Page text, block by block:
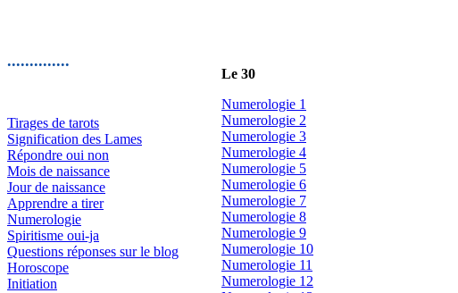
..............
Tirages de tarots
Signification des Lames
Répondre oui non
Mois de naissance
Jour de naissance
Apprendre a tirer
Numerologie
Spiritisme oui-ja
Questions réponses sur le blog
Horoscope
Initiation
Le 30
Numerologie 1
Numerologie 2
Numerologie 3
Numerologie 4
Numerologie 5
Numerologie 6
Numerologie 7
Numerologie 8
Numerologie 9
Numerologie 10
Numerologie 11
Numerologie 12